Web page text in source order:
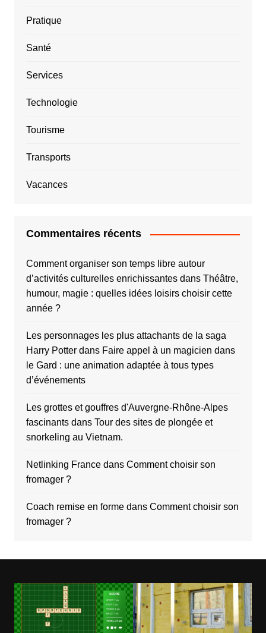
Pratique
Santé
Services
Technologie
Tourisme
Transports
Vacances
Commentaires récents
Comment organiser son temps libre autour
d’activités culturelles enrichissantesdans Théâtre,
humour, magie : quelles idées loisirs choisir cette
année ?
Les personnages les plus attachants de la saga
Harry Potterdans Faire appel à un magicien dans
le Gard : une animation adaptée à tous types
d’événements
Les grottes et gouffres d'Auvergne-Rhône-Alpes
fascinantsdans Tour des sites de plongée et
snorkeling au Vietnam.
Netlinking Francedans Comment choisir son
fromager ?
Coach remise en formedans Comment choisir son
fromager ?